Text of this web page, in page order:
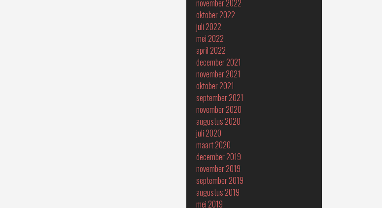
november 2022
oktober 2022
juli 2022
mei 2022
april 2022
december 2021
november 2021
oktober 2021
september 2021
november 2020
augustus 2020
juli 2020
maart 2020
december 2019
november 2019
september 2019
augustus 2019
mei 2019